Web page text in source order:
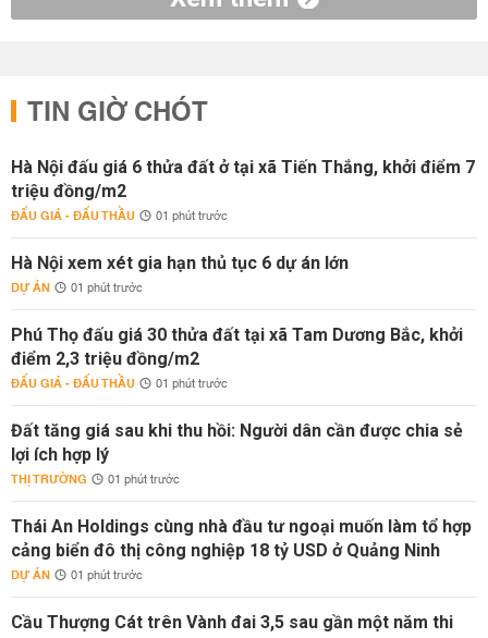
TIN GIỜ CHÓT
Hà Nội đấu giá 6 thửa đất ở tại xã Tiến Thắng, khởi điểm 7
triệu đồng/m2
ĐẤU GIÁ - ĐẤU THẦU 01 phút trước
Hà Nội xem xét gia hạn thủ tục 6 dự án lớn
DỰ ÁN 01 phút trước
Phú Thọ đấu giá 30 thửa đất tại xã Tam Dương Bắc, khởi
điểm 2,3 triệu đồng/m2
ĐẤU GIÁ - ĐẤU THẦU 01 phút trước
Đất tăng giá sau khi thu hồi: Người dân cần được chia sẻ
lợi ích hợp lý
THỊ TRƯỜNG 01 phút trước
Thái An Holdings cùng nhà đầu tư ngoại muốn làm tổ hợp
cảng biển đô thị công nghiệp 18 tỷ USD ở Quảng Ninh
DỰ ÁN 01 phút trước
Cầu Thượng Cát trên Vành đai 3,5 sau gần một năm thi